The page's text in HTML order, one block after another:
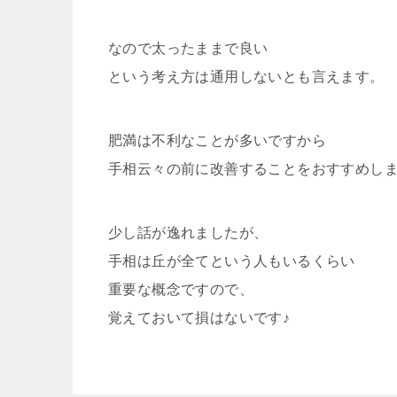
なので太ったままで良い
という考え方は通用しないとも言えます。
肥満は不利なことが多いですから
手相云々の前に改善することをおすすめし
少し話が逸れましたが、
手相は丘が全てという人もいるくらい
重要な概念ですので、
覚えておいて損はないです♪